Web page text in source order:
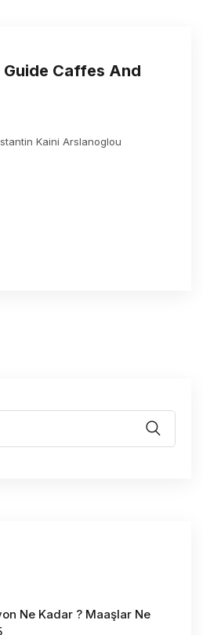
Caffes And
Kaini Arslanoglou
Ne Kadar ? Maaşlar Ne